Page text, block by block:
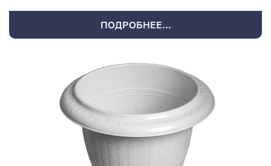
ПОДРОБНЕЕ...